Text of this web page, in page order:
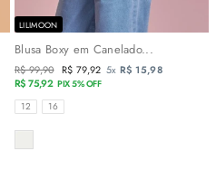
LILIMOON
Blusa Boxy em Canelado...
Preço
normal
R$ 99,90 Preço
promocional
R$ 79,92 5x R$ 15,98
R$ 75,92 PIX 5% OFF
TAMANHOS
12 16
COR